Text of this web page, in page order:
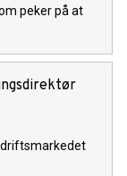
peker på at